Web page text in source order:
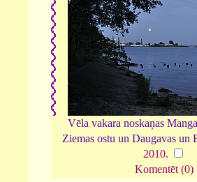
Vēla vakara noskaņas
Ziemas ostu un Daugavas un
2010.
Komentēt (0)